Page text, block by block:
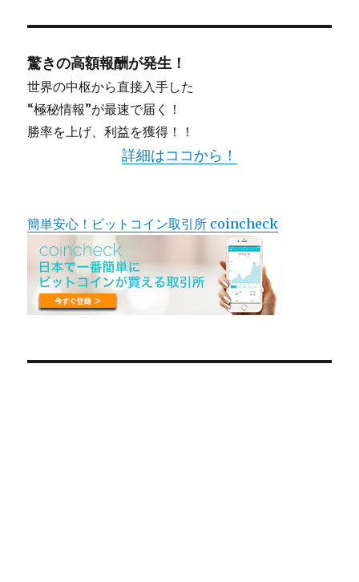
驚きの高額報酬が発生！
世界の中枢から直接入手した
“極秘情報”が最速で届く！
勝率を上げ、利益を獲得！！
詳細はココから！
簡単安心！ビットコイン取引所 coincheck